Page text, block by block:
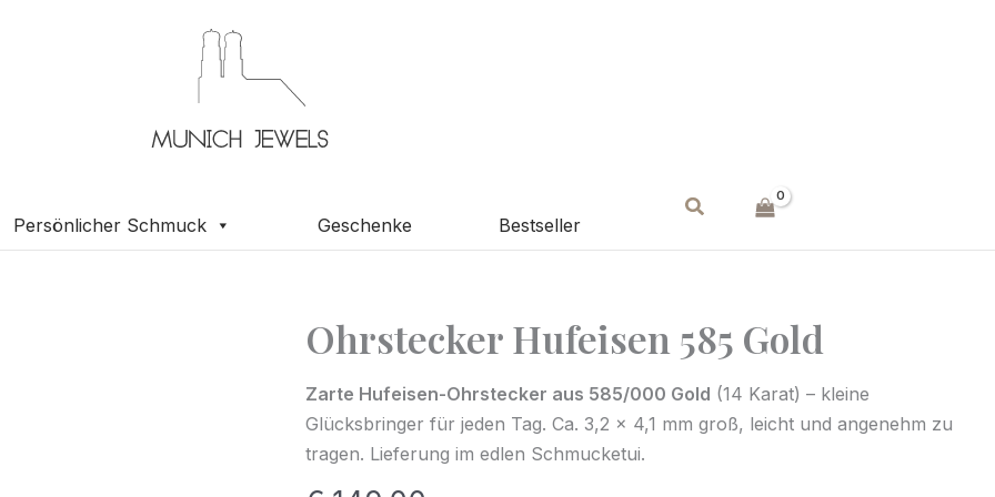
Persönlicher Schmuck Geschenke Bestseller
Suchen
Ohrstecker Hufeisen 585 Gold
Zarte Hufeisen-Ohrstecker aus 585/000 Gold (14 Karat) – kleine
Glücksbringer für jeden Tag. Ca. 3,2 x 4,1 mm groß, leicht und angenehm zu
tragen. Lieferung im edlen Schmucketui.
Ohrstecker
585
Gold
Menge